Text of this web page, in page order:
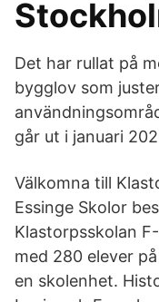
Det har rullat på
bygglov som
går ut i januari
Välkomna till
Essinge Skolor
Klastorpsskolan
med 280 elever
en skolenhet.